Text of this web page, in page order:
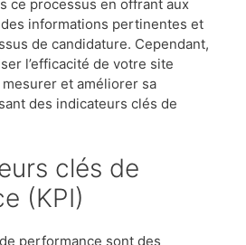
ce processus en offrant aux
informations pertinentes et
de candidature. Cependant,
l’efficacité de votre site
et améliorer sa
des indicateurs clés de
(KPI)
performance sont des